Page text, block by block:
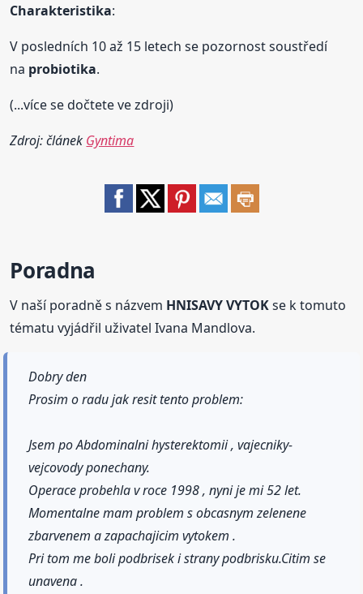
Charakteristika:
V posledních 10 až 15 letech se pozornost soustředí
na probiotika.
(...více se dočtete ve zdroji)
Zdroj: článek Gyntima
Poradna
V naší poradně s názvem HNISAVY VYTOKse k tomuto
tématu vyjádřil uživatel Ivana Mandlova.
Dobry den
Prosim o radu jak resit tento problem:
Jsem po Abdominalni hysterektomii , vajecniky-
vejcovody ponechany.
Operace probehla v roce 1998 , nyni je mi 52 let.
Momentalne mam problem s obcasnym zelenene
zbarvenem a zapachajicim vytokem .
Pri tom me boli podbrisek i strany podbrisku.Citim se
unavena .